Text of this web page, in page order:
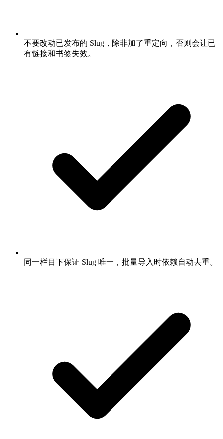
不要改动已发布的 Slug，除非加了重定向，否则会让已
有链接和书签失效。
同一栏目下保证 Slug 唯一，批量导入时依赖自动去重。